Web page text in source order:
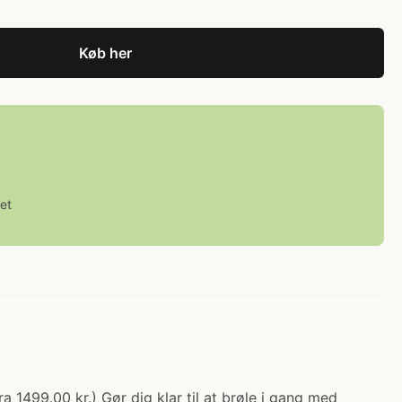
Køb her
1499.00 kr.) Gør dig klar til at brøle i gang med